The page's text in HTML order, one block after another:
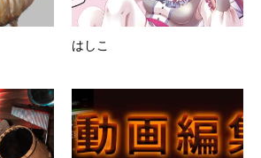
はしこ